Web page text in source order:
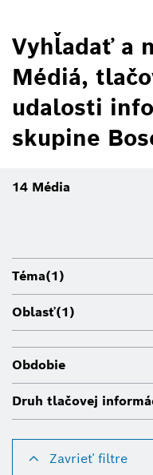
Vyhľadať a
Médiá,
udalosti
skupine
14 Média
Téma(1)
Oblasť(1)
Obdobie
Druh tlačovej
Zavrieť filtre